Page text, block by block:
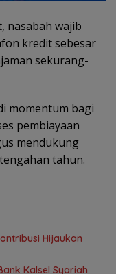
nasabah wajib
kredit sebesar
sekurang-
momentum bagi
pembiayaan
mendukung
tahun.
Hijaukan
Kalsel Syariah